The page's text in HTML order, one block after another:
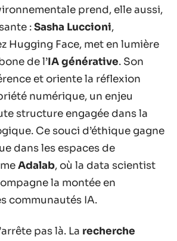
prend, elle aussi,
:Sasha Luccioni,
Hugging Face, met en lumière
de l’IA générative. Son
et oriente la réflexion
numérique, un enjeu
structure engagée dans la
Ce souci d’éthique gagne
dans les espaces de
Adalab, où la data scientist
la montée en
communautés IA.
pas là. La recherche